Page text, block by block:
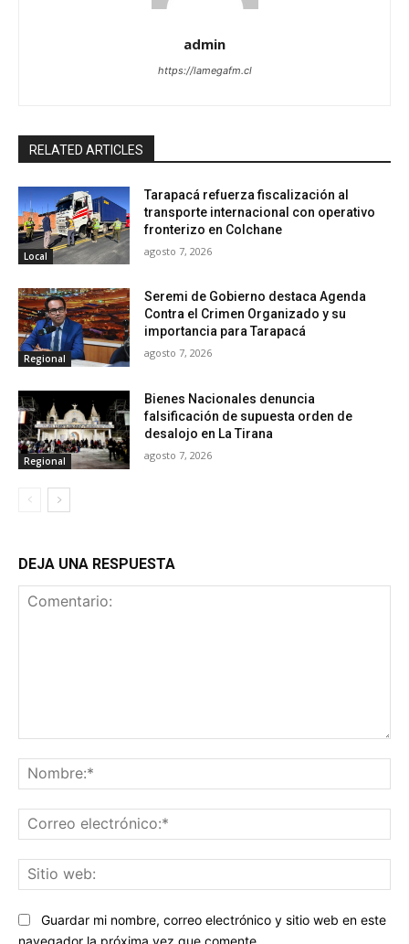
admin
https://lamegafm.cl
RELATED ARTICLES
Local
Tarapacá refuerza fiscalización al
transporte internacional con operativo
fronterizo en Colchane
agosto 7, 2026
Regional
Seremi de Gobierno destaca Agenda
Contra el Crimen Organizado y su
importancia para Tarapacá
agosto 7, 2026
Regional
Bienes Nacionales denuncia
falsificación de supuesta orden de
desalojo en La Tirana
agosto 7, 2026
DEJA UNA RESPUESTA
Guardar mi nombre, correo electrónico y sitio web en este